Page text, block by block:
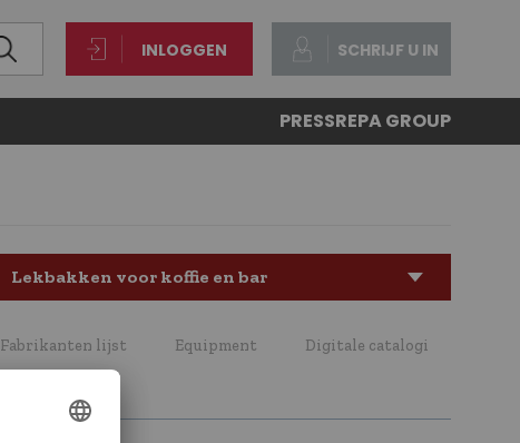
INLOGGEN SCHRIJF U IN
PRESSREPA GROUP
Lekbakken voor koffie en bar
Fabrikanten lijst Equipment Digitale catalogi